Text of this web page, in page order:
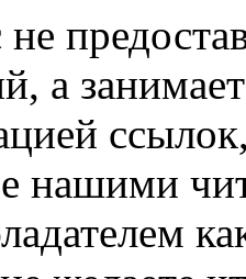
не
а
нашими